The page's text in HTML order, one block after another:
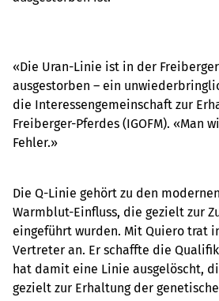
«Die Uran-Linie ist in der
ausgestorben – ein
die Interessengemeinschaft zur
Freiberger-Pferdes (IGOFM). «Man
Fehler.»
Die Q-Linie gehört zu den
Warmblut-Einfluss, die gezielt zur
eingeführt wurden. Mit Quiero trat
Vertreter an. Er schaffte die
hat damit eine Linie ausgelöscht,
gezielt zur Erhaltung der